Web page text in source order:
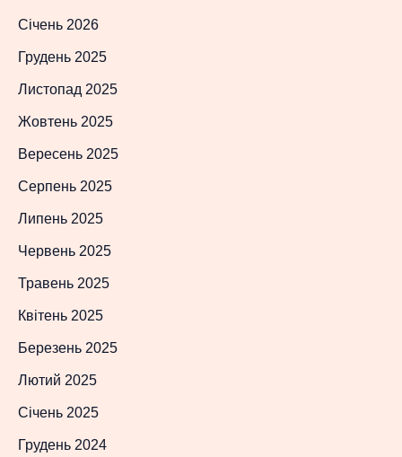
Січень 2026
Грудень 2025
Листопад 2025
Жовтень 2025
Вересень 2025
Серпень 2025
Липень 2025
Червень 2025
Травень 2025
Квітень 2025
Березень 2025
Лютий 2025
Січень 2025
Грудень 2024